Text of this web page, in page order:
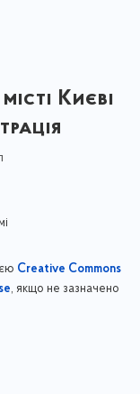
Києві
Creative Commons
, якщо не зазначено